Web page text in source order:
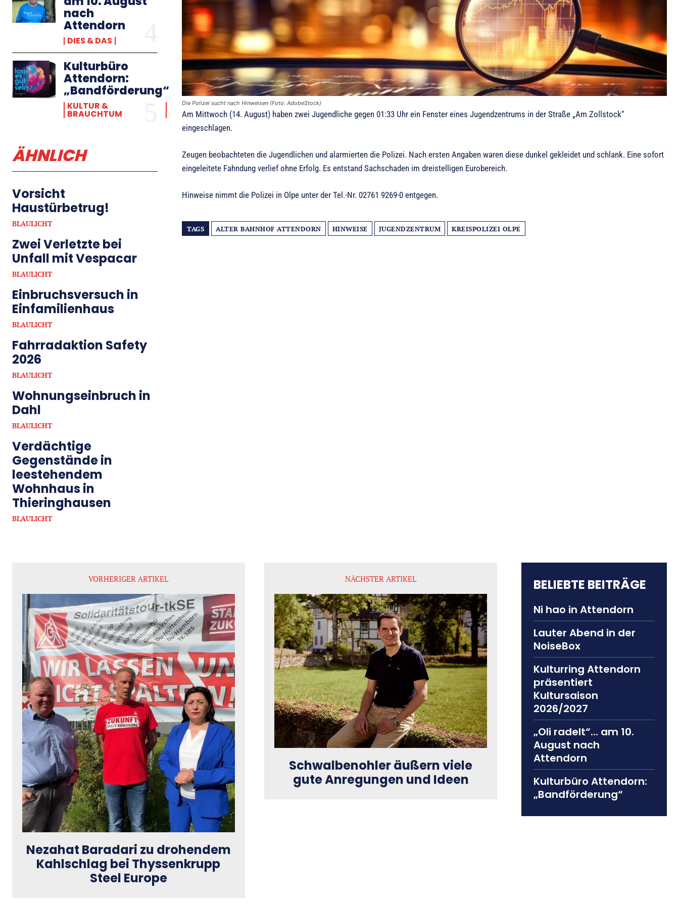
nach
Attendorn
DIES & DAS
Kulturbüro
Attendorn:
„Bandförderung“
KULTUR &
BRAUCHTUM
ÄHNLICH
Vorsicht
Haustürbetrug!
BLAULICHT
Zwei Verletzte bei
Unfall mit Vespacar
BLAULICHT
Einbruchsversuch in
Einfamilienhaus
BLAULICHT
Fahrradaktion Safety
2026
BLAULICHT
Wohnungseinbruch in
Dahl
BLAULICHT
Verdächtige
Gegenstände in
leestehendem
Wohnhaus in
Thieringhausen
BLAULICHT
Die Polizei sucht nach Hinweisen (Foto: AdobeStock)
Am Mittwoch (14. August) haben zwei Jugendliche gegen 01:33 Uhr ein Fenster eines Jugendzentrums in der Straße „Am Zollstock“
eingeschlagen.
Zeugen beobachteten die Jugendlichen und alarmierten die Polizei. Nach ersten Angaben waren diese dunkel gekleidet und schlank. Eine sofort
eingeleitete Fahndung verlief ohne Erfolg. Es entstand Sachschaden im dreistelligen Eurobereich.
Hinweise nimmt die Polizei in Olpe unter der Tel.-Nr. 02761 9269-0 entgegen.
TAGS ALTER BAHNHOF ATTENDORN HINWEISE JUGENDZENTRUM KREISPOLIZEI OLPE
VORHERIGER ARTIKEL
Nezahat Baradari zu drohendem
Kahlschlag bei Thyssenkrupp
Steel Europe
NÄCHSTER ARTIKEL
Schwalbenohler äußern viele
gute Anregungen und Ideen
BELIEBTE BEITRÄGE
Ni hao in Attendorn
Lauter Abend in der
NoiseBox
Kulturring Attendorn
präsentiert
Kultursaison
2026/2027
„Oli radelt“… am 10.
August nach
Attendorn
Kulturbüro Attendorn:
„Bandförderung“